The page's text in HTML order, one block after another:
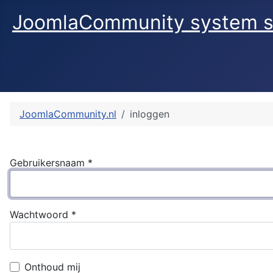
JoomlaCommunity system
JoomlaCommunity.nl inloggen
Gebruikersnaam *
Wachtwoord *
Onthoud mij